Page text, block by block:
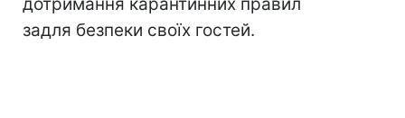
задля безпеки своїх гостей.